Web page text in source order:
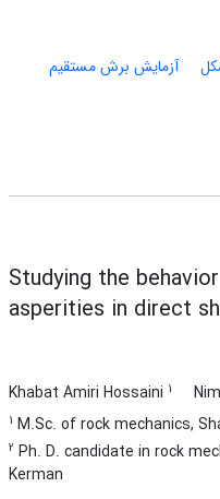
آزمایش برش مستقیم
Studying the
asperities in direct
Khabat Amiri Hossaini 1
1 M.Sc. of rock mechanics,
2 Ph. D. candidate in rock
Kerman